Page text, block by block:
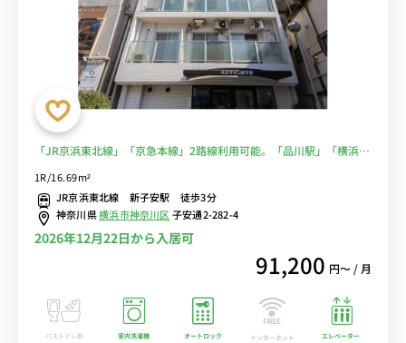
「JR京浜東北線」「京急本線」2路線利用可能。「品川駅」「横浜
Wi-Fi格安レンタル中！
1R/16.69m²
JR京浜東北線 新子安駅 徒歩3分
神奈川県横浜市神奈川区子安通2-282-4
2026年12月22日から入居可
91,200 円〜 / 月
バストイレ別 室内洗濯機 オートロック
インターネット
エレベーター